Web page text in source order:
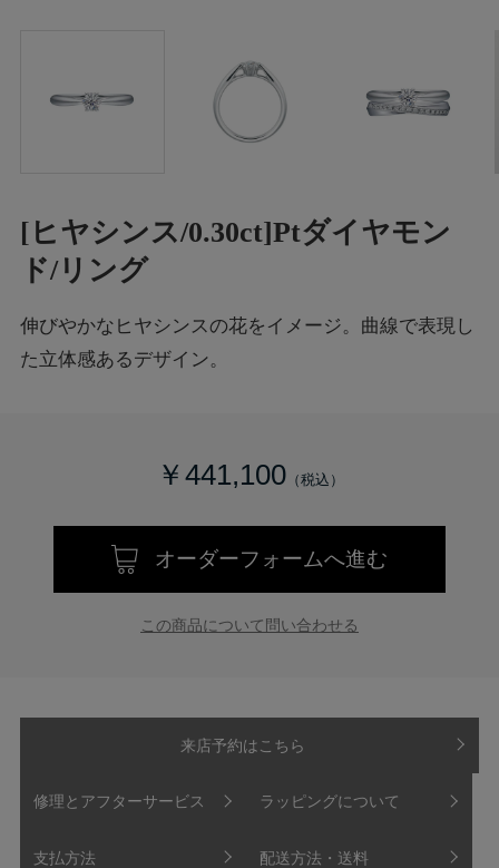
[ヒヤシンス/0.30ct]Ptダイヤモン
ド/リング
伸びやかなヒヤシンスの花をイメージ。曲線で表現し
た立体感あるデザイン。
￥441,100
オーダーフォームへ進む
この商品について問い合わせる
来店予約はこちら
修理とアフターサービス ラッピングについて
支払方法 配送方法・送料